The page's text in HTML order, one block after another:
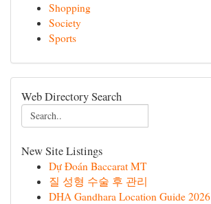
Shopping
Society
Sports
Web Directory Search
New Site Listings
Dự Đoán Baccarat MT
질 성형 수술 후 관리
DHA Gandhara Location Guide 2026